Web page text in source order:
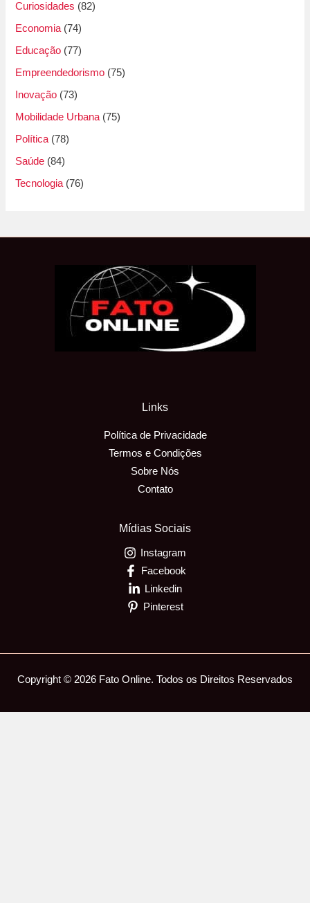
Curiosidades (82)
Economia(74)
Educação (77)
Empreendedorismo (75)
Inovação (73)
Mobilidade Urbana (75)
Política (78)
Saúde (84)
Tecnologia (76)
Links
Política de Privacidade
Termos e Condições
Sobre Nós
Contato
Mídias Sociais
Instagram
Facebook
Linkedin
Pinterest
Copyright © 2026 Fato Online. Todos os Direitos Reservados